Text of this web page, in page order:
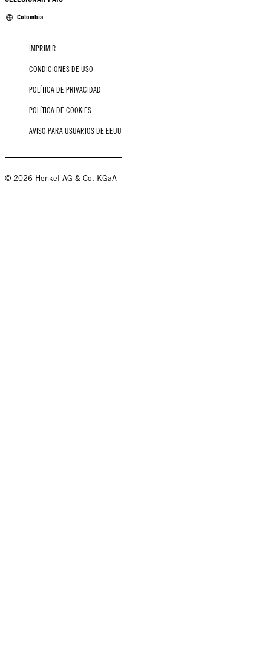
Colombia
IMPRIMIR
CONDICIONES DE USO
POLÍTICA DE PRIVACIDAD
POLÍTICA DE COOKIES
AVISO PARA USUARIOS DE EEUU
© 2026 Henkel AG & Co. KGaA